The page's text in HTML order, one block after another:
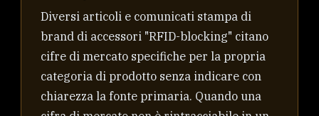
Diversi articoli e comunicati stampa di
brand di accessori "RFID-blocking" citano
cifre di mercato specifiche per la propria
categoria di prodotto senza indicare con
chiarezza la fonte primaria. Quando una